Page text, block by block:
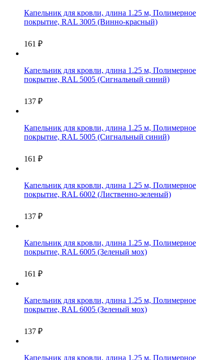
Капельник для кровли, длина 1.25 м, Полимерное
покрытие, RAL 3005 (Винно-красный)
161 ₽
Капельник для кровли, длина 1.25 м, Полимерное
покрытие, RAL 5005 (Сигнальный синий)
137 ₽
Капельник для кровли, длина 1.25 м, Полимерное
покрытие, RAL 5005 (Сигнальный синий)
161 ₽
Капельник для кровли, длина 1.25 м, Полимерное
покрытие, RAL 6002 (Лиственно-зеленый)
137 ₽
Капельник для кровли, длина 1.25 м, Полимерное
покрытие, RAL 6005 (Зеленый мох)
161 ₽
Капельник для кровли, длина 1.25 м, Полимерное
покрытие, RAL 6005 (Зеленый мох)
137 ₽
Капельник для кровли, длина 1.25 м, Полимерное